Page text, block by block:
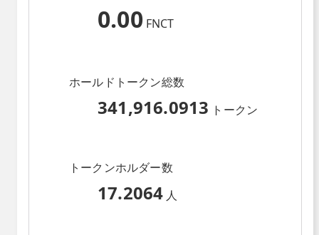
0.00 FNCT
ホールドトークン総数
341,916.0913 トークン
トークンホルダー数
17.2064 人